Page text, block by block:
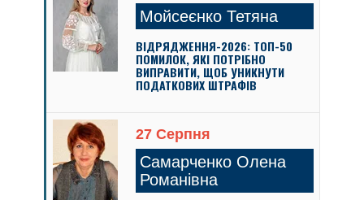
Мойсеєнко Тетяна
ВІДРЯДЖЕННЯ-2026: ТОП-50
ПОМИЛОК, ЯКІ ПОТРІБНО
ВИПРАВИТИ, ЩОБ УНИКНУТИ
ПОДАТКОВИХ ШТРАФІВ
27 Серпня
Самарченко Олена
Романівна